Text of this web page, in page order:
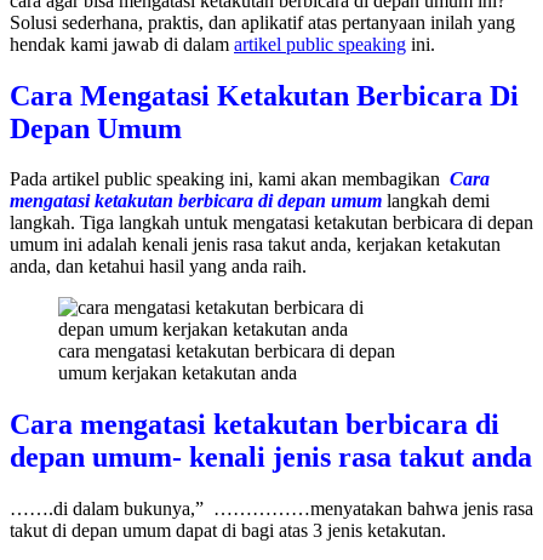
Solusi sederhana, praktis, dan aplikatif atas pertanyaan inilah yang
hendak kami jawab di dalam artikel public speaking ini.
Cara Mengatasi Ketakutan Berbicara Di
Depan Umum
Pada artikel public speaking ini, kami akan membagikan Cara
mengatasi ketakutan berbicara di depan umum langkah demi
langkah. Tiga langkah untuk mengatasi ketakutan berbicara di depan
umum ini adalah kenali jenis rasa takut anda, kerjakan ketakutan
anda, dan ketahui hasil yang anda raih.
cara mengatasi ketakutan berbicara di depan
umum kerjakan ketakutan anda
Cara mengatasi ketakutan berbicara di
depan umum- kenali jenis rasa takut anda
…….di dalam bukunya,” ……………menyatakan bahwa jenis rasa
takut di depan umum dapat di bagi atas 3 jenis ketakutan.